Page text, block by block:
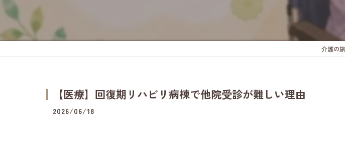
病院の付き添いサービス
健康支援サービス
介護の
【医療】回復期リハビリ病棟で他院受診が難しい理由
2026/06/18